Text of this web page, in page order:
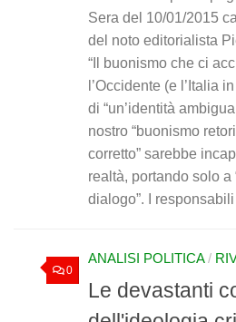
Sera del 10/01/2015
del noto editorialista
“Il buonismo che ci
l’Occidente (e l’Italia
di “un’identità
nostro “buonismo
corretto” sarebbe
realtà, portando solo a
dialogo”. I
0
ANALISI POLITICA/
Le devastanti